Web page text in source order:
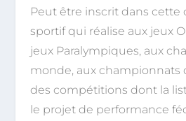
Peut être inscrit dans cette
sportif qui réalise aux jeux
jeux Paralympiques, aux
monde, aux championnats
des compétitions dont la
le projet de performance